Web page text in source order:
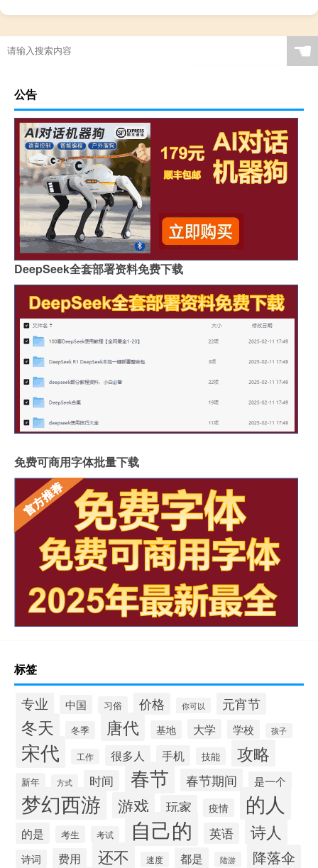
☚
公告
DeepSeek全套部署资料免费下载
免费可商用字体批量下载
标签
专业 中国 习俗 价格 你可以 元宵节
冬天 冬季 唐代 基地 大学 学校 孩子
宋代 工作 很多人 手机 技能 攻略
新年 方式 时间 春节 春节期间 是一个
梦幻西游 游戏 玩家 疫情 的人
的是 考生 考试 自己的 英语 诗人
诗词 费用 还不 速度 都是 陆游 降落伞